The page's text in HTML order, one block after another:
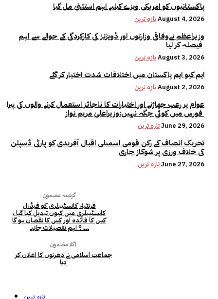
پاکستانیوں کو امریکی ویزے کیلیے اہم استثنیٰ مل گیا
تازہ ترینAugust 4, 2026
وزیراعظم نےوفاقی وزارتوں اور ڈویژنز کی کارکردگی کے حوالے سے اہم
تازہ ترینAugust 3, 2026
ایم کیو ایم پاکستان میں اختلافات شدت اختیار کر گئے
تازہ ترینAugust 2, 2026
عوام پر رعب جھاڑنے اور اختیارات کا ناجائز استعمال کرنے والوں کی پیرا
تازہ ترینJune 29, 2026
تحریک انصاف کے رکن قومی اسمبلی اقبال آفریدی کو پارٹی ڈسپلن
کی خلاف ورزی پر شوکاز جاری
تازہ ترینJune 27, 2026
گزشتہ مضمون
فرنٹیئر کانسٹیبلری کو فیڈرل
کانسٹیبلری میں کیوں تبدیل کیا گیا ،
کس کا فائدہ اور کس کا نقصان ہو گا
۔۔۔ ؟ اہم تفصیلات جانیے
اگلا مضمون
جماعت اسلامی نے دھرنوں کا اعلان کر
دیا